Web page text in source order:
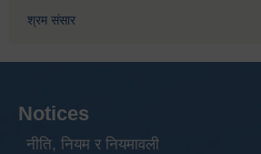
श्रम संसार
Notices
नीति, नियम र नियमावली